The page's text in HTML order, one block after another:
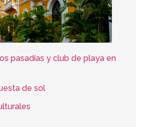
pasadías y club de playa en
de sol